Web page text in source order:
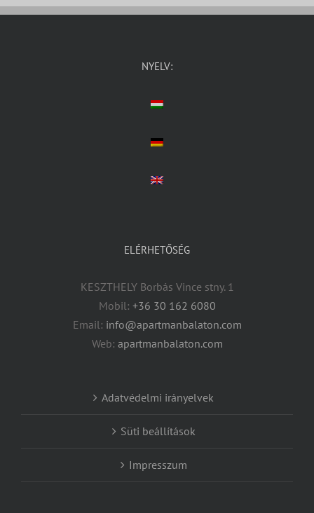
NYELV:
ELÉRHETŐSÉG
KESZTHELY Borbás Vince stny. 1
Mobil: +36 30 162 6080
Email: info@apartmanbalaton.com
Web: apartmanbalaton.com
Adatvédelmi irányelvek
Süti beállítások
Impresszum